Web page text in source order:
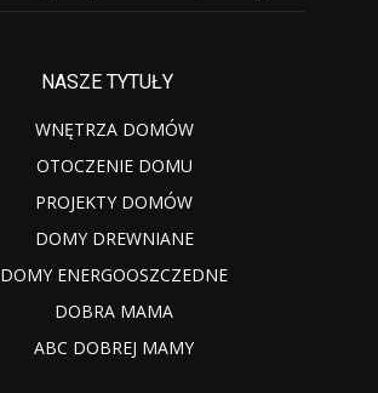
NASZE TYTUŁY
WNĘTRZA DOMÓW
OTOCZENIE DOMU
PROJEKTY DOMÓW
DOMY DREWNIANE
DOMY ENERGOOSZCZEDNE
DOBRA MAMA
ABC DOBREJ MAMY